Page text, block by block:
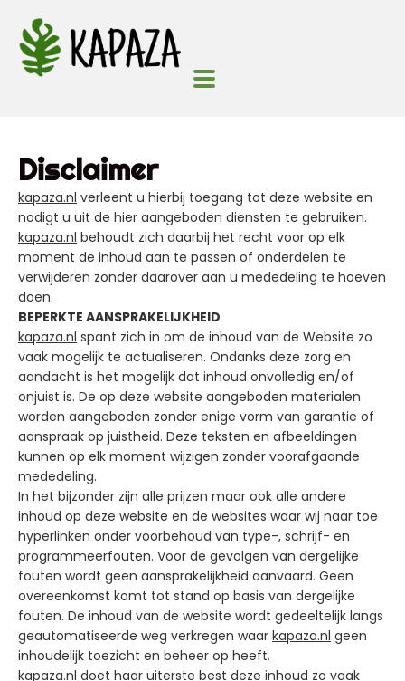
Disclaimer
kapaza.nl verleent u hierbij toegang tot deze website en
nodigt u uit de hier aangeboden diensten te gebruiken.
kapaza.nl behoudt zich daarbij het recht voor op elk
moment de inhoud aan te passen of onderdelen te
verwijderen zonder daarover aan u mededeling te hoeven
doen.
BEPERKTE AANSPRAKELIJKHEID
kapaza.nl spant zich in om de inhoud van de Website zo
vaak mogelijk te actualiseren. Ondanks deze zorg en
aandacht is het mogelijk dat inhoud onvolledig en/of
onjuist is. De op deze website aangeboden materialen
worden aangeboden zonder enige vorm van garantie of
aanspraak op juistheid. Deze teksten en afbeeldingen
kunnen op elk moment wijzigen zonder voorafgaande
mededeling.
In het bijzonder zijn alle prijzen maar ook alle andere
inhoud op deze website en de websites waar wij naar toe
hyperlinken onder voorbehoud van type-, schrijf- en
programmeerfouten. Voor de gevolgen van dergelijke
fouten wordt geen aansprakelijkheid aanvaard. Geen
overeenkomst komt tot stand op basis van dergelijke
fouten. De inhoud van de website wordt gedeeltelijk langs
geautomatiseerde weg verkregen waar kapaza.nl geen
inhoudelijk toezicht en beheer op heeft.
kapaza.nl doet haar uiterste best deze inhoud zo vaak